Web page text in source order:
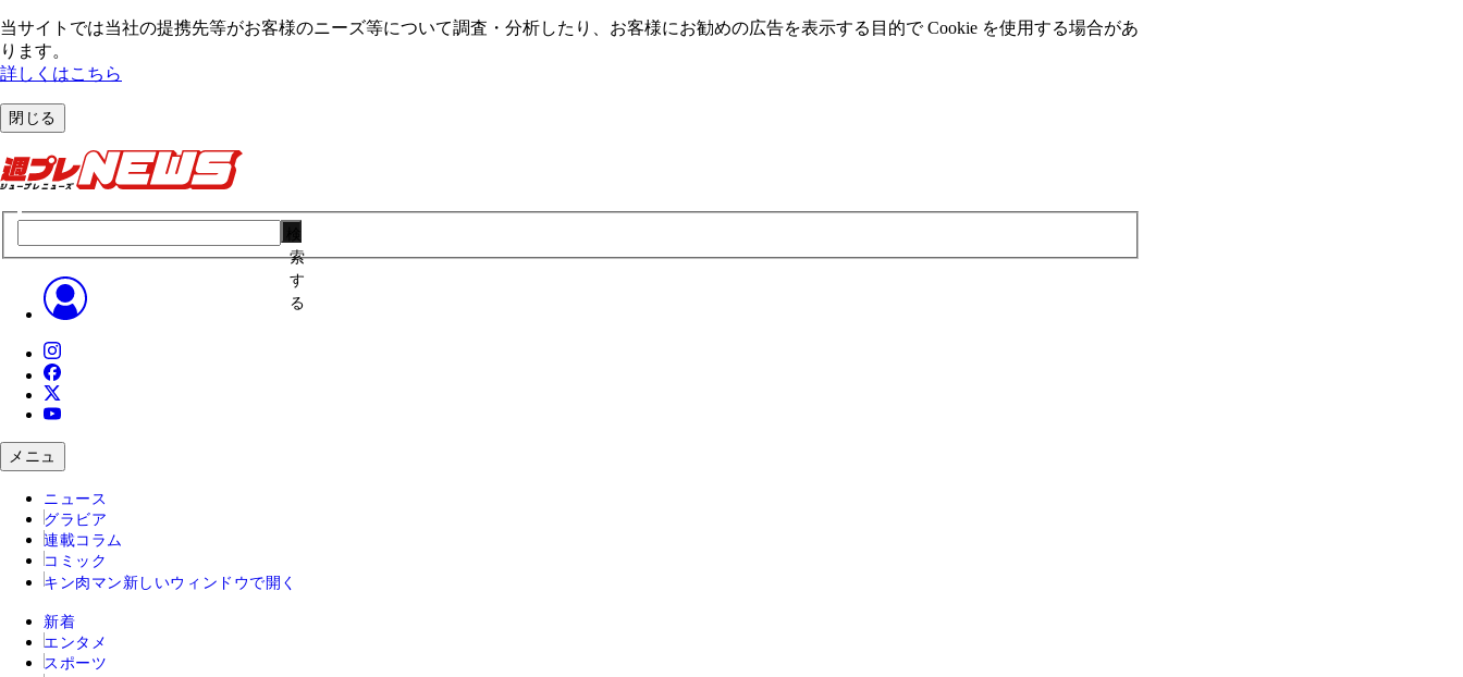
当サイトでは当社の提携先等がお客様のニーズ等について調査・分析したり、お客様にお勧めの広告を表⽰する⽬的で Cookie を使⽤する場合があ
ります。
詳しくはこちら
閉じる
索
す
る
メニュ
ニュース
グラビア
連載コラム
コミック
キン肉マン 新しいウィンドウで開く
新着
エンタメ
スポーツ